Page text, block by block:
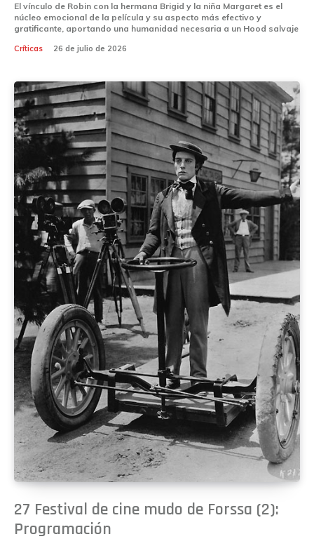
El vínculo de Robin con la hermana Brigid y la niña Margaret es el
núcleo emocional de la película y su aspecto más efectivo y
gratificante, aportando una humanidad necesaria a un Hood salvaje
Críticas 26 de julio de 2026
27 Festival de cine mudo de Forssa (2):
Programación